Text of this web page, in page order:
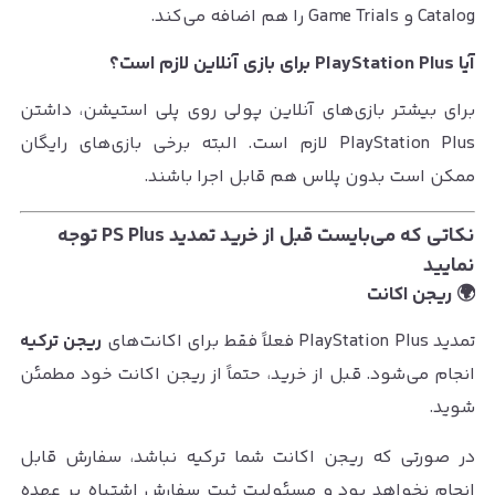
Catalog و Game Trials را هم اضافه می‌کند.
آیا PlayStation Plus برای بازی آنلاین لازم است؟
برای بیشتر بازی‌های آنلاین پولی روی پلی استیشن، داشتن
PlayStation Plus لازم است. البته برخی بازی‌های رایگان
ممکن است بدون پلاس هم قابل اجرا باشند.
نکاتی که می‌بایست قبل از خرید تمدید PS Plus توجه
نمایید
🌍 ریجن اکانت
تمدید PlayStation Plus فعلاً فقط برای اکانت‌های
ریجن ترکیه
انجام می‌شود. قبل از خرید، حتماً از ریجن اکانت خود مطمئن
شوید.
در صورتی که ریجن اکانت شما ترکیه نباشد، سفارش قابل